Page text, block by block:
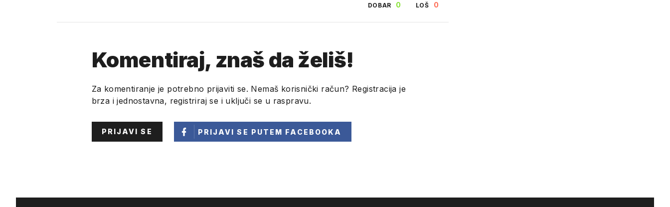
DOBAR 0 LOŠ 0
Komentiraj, znaš da želiš!
Za komentiranje je potrebno prijaviti se. Nemaš korisnički račun? Registracija je
brza i jednostavna, registriraj se i uključi se u raspravu.
PRIJAVI SE PRIJAVI SE PUTEM FACEBOOKA